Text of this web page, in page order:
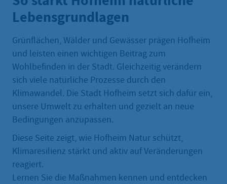
Lebensgrundlagen
Grünflächen, Wälder und Gewässer prägen Hofheim
und leisten einen wichtigen Beitrag zum
Wohlbefinden in der Stadt. Gleichzeitig verändern
sich viele natürliche Prozesse durch den
Klimawandel. Die Stadt Hofheim setzt sich dafür ein,
unsere Umwelt zu erhalten und gezielt an neue
Bedingungen anzupassen.
Diese Seite zeigt, wie Hofheim Natur schützt,
Klimaresilienz stärkt und aktiv auf Veränderungen
reagiert.
Lernen Sie die Maßnahmen kennen und entdecken